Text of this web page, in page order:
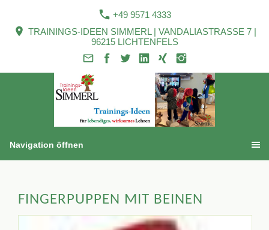
+49 9571 4333
TRAININGS-IDEEN SIMMERL | VANDALIASTRASSE 7 |
96215 LICHTENFELS
Navigation öffnen
FINGERPUPPEN MIT BEINEN